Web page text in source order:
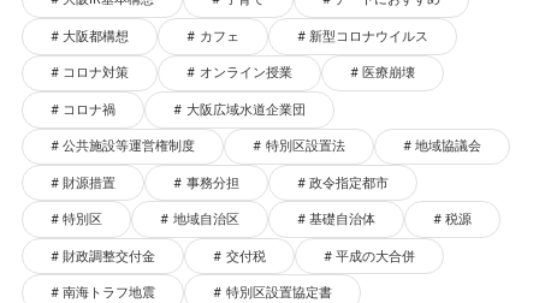
大阪都構想 カフェ 新型コロナウイルス
コロナ対策 オンライン授業 医療崩壊
コロナ禍 大阪広域水道企業団
公共施設等運営権制度 特別区設置法 地域協議会
財源措置 事務分担 政令指定都市
特別区 地域自治区 基礎自治体 税源
財政調整交付金 交付税 平成の大合併
南海トラフ地震 特別区設置協定書